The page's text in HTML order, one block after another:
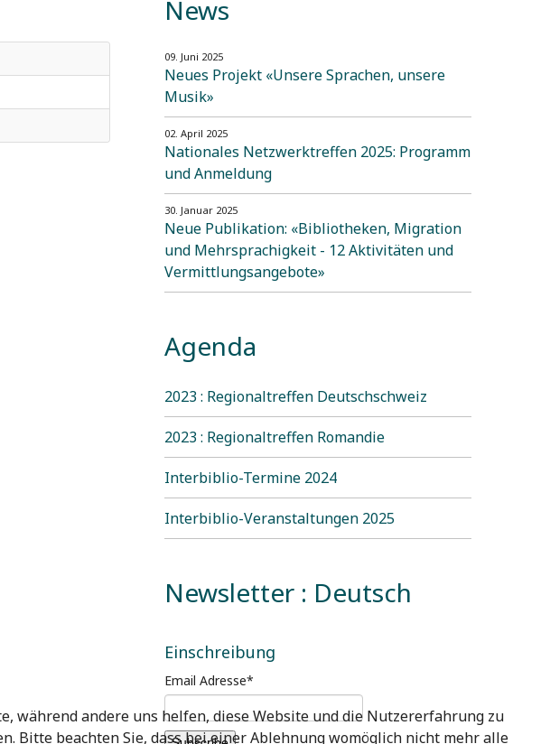
News
09. Juni 2025
Neues Projekt «Unsere Sprachen, unsere
Musik»
02. April 2025
Nationales Netzwerktreffen 2025: Programm
und Anmeldung
30. Januar 2025
Neue Publikation: «Bibliotheken, Migration
und Mehrsprachigkeit - 12 Aktivitäten und
Vermittlungsangebote»
Agenda
2023 : Regionaltreffen Deutschschweiz
2023 : Regionaltreffen Romandie
Interbiblio-Termine 2024
Interbiblio-Veranstaltungen 2025
Newsletter : Deutsch
Einschreibung
Email Adresse*
während andere uns helfen, diese Website und die Nutzererfahrung zu
Bitte beachten Sie, dass bei einer Ablehnung womöglich nicht mehr alle